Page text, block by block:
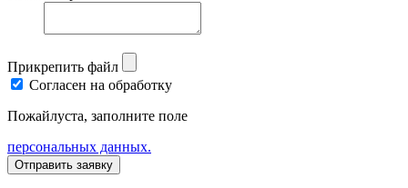
Прикрепить файл
Согласен на обработку
Пожайлуста, заполните поле
персональных данных.